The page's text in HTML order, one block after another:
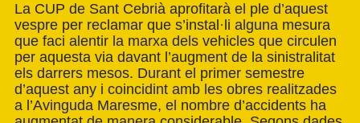
La CUP de Sant Cebrià aprofitarà el ple d’aquest
vespre per reclamar que s’instal·li alguna mesura
que faci alentir la marxa dels vehicles que circulen
per aquesta via davant l’augment de la sinistralitat
els darrers mesos. Durant el primer semestre
d’aquest any i coincidint amb les obres realitzades
a l’Avinguda Maresme, el nombre d’accidents ha